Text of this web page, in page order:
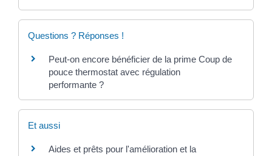
Questions ? Réponses !
Peut-on encore bénéficier de la prime Coup de
pouce thermostat avec régulation
performante ?
Et aussi
Aides et prêts pour l'amélioration et la